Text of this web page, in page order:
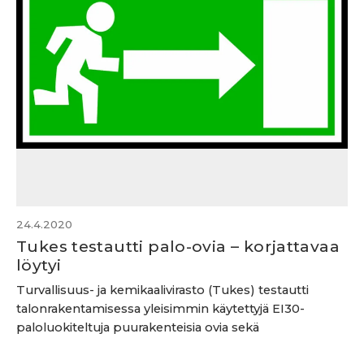
24.4.2020
Tukes testautti palo-ovia – korjattavaa
löytyi
Turvallisuus- ja kemikaalivirasto (Tukes) testautti
talonrakentamisessa yleisimmin käytettyjä EI30-
paloluokiteltuja puurakenteisia ovia sekä